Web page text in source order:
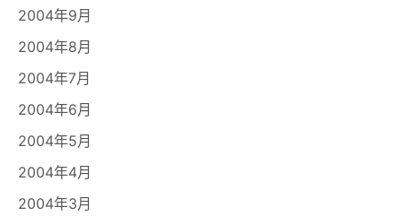
2004年9月
2004年8月
2004年7月
2004年6月
2004年5月
2004年4月
2004年3月